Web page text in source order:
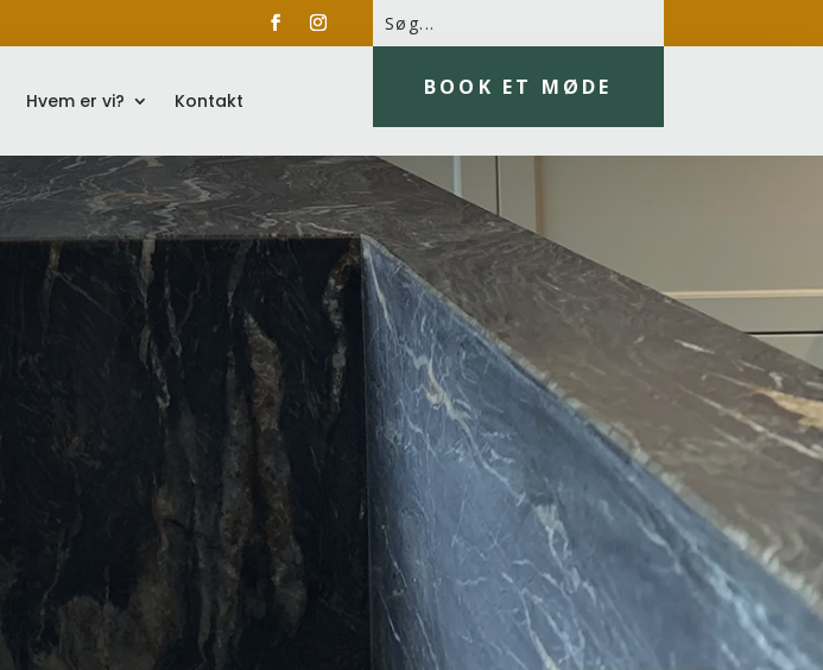
Hvem er vi? Kontakt
BOOK ET MØDE